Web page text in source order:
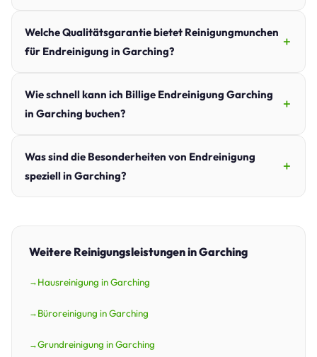
Welche Qualitätsgarantie bietet Reinigungmunchen
für Endreinigung in Garching?
Wie schnell kann ich Billige Endreinigung Garching
in Garching buchen?
Was sind die Besonderheiten von Endreinigung
speziell in Garching?
Weitere Reinigungsleistungen in Garching
Hausreinigung in Garching
Büroreinigung in Garching
Grundreinigung in Garching